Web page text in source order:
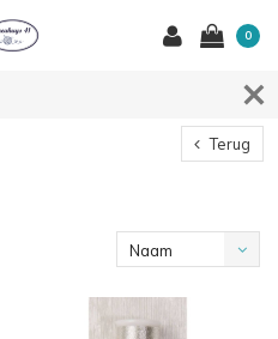
0
Terug
Naam